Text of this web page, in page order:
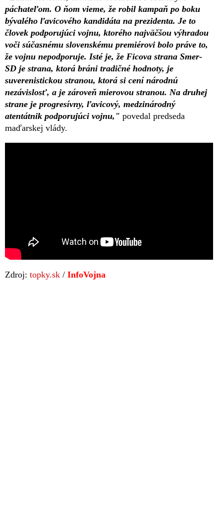
páchateľom. O ňom vieme, že robil kampaň po boku
bývalého ľavicového kandidáta na prezidenta. Je to
človek podporujúci vojnu, ktorého najväčšou výhradou
voči súčasnému slovenskému premiérovi bolo práve to,
že vojnu nepodporuje. Isté je, že Ficova strana Smer-
SD je strana, ktorá bráni tradičné hodnoty, je
suverenistickou stranou, ktorá si cení národnú
nezávislosť, a je zároveň mierovou stranou. Na druhej
strane je progresívny, ľavicový, medzinárodný
atentátnik podporujúci vojnu," povedal predseda
maďarskej vlády.
Zdroj: topky.sk / InfoVojna